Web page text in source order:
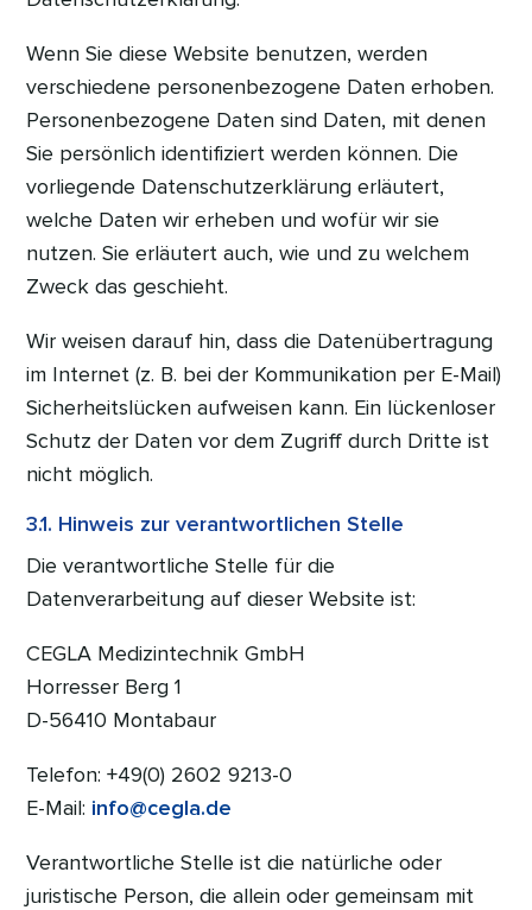
Wenn Sie diese Website benutzen, werden
verschiedene personenbezogene Daten erhoben.
Personenbezogene Daten sind Daten, mit denen
Sie persönlich identifiziert werden können. Die
vorliegende Datenschutzerklärung erläutert,
welche Daten wir erheben und wofür wir sie
nutzen. Sie erläutert auch, wie und zu welchem
Zweck das geschieht.
Wir weisen darauf hin, dass die Datenübertragung
im Internet (z. B. bei der Kommunikation per E-Mail)
Sicherheitslücken aufweisen kann. Ein lückenloser
Schutz der Daten vor dem Zugriff durch Dritte ist
nicht möglich.
3.1. Hinweis zur verantwortlichen Stelle
Die verantwortliche Stelle für die
Datenverarbeitung auf dieser Website ist:
CEGLA Medizintechnik GmbH
Horresser Berg 1
D-56410 Montabaur
Telefon: +49(0) 2602 9213-0
E-Mail: info@cegla.de
Verantwortliche Stelle ist die natürliche oder
juristische Person, die allein oder gemeinsam mit